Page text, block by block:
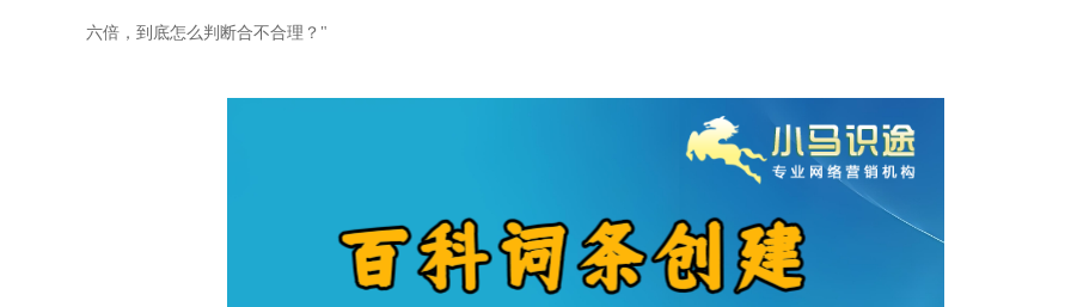
六倍，到底怎么判断合不合理？ "